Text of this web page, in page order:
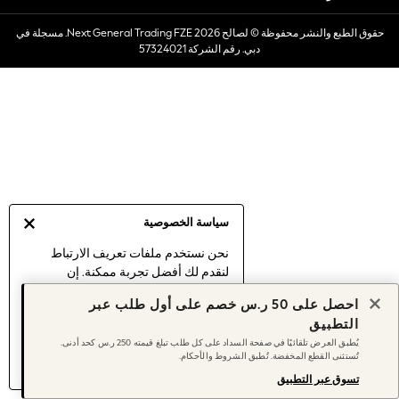
سياسة الخصوصية
نحن نستخدم ملفات تعريف الارتباط
لنقدم لك أفضل تجربة ممكنة. إن
موافقتك على استخدامنا لملفات تعريف
اكتشف المزيد عن إدارة إعدادات ملفات
تعريف الارتباط (الكوكيز).
Dresses
Occasionwear
Sets & Outfits
Sun Hats & Caps
Women's Holiday Shop
Women's Travel Styles
Dresses
Occasionwear
Linen Collection
Tops & T-Shirts
حقوق الطبع والنشر محفوظة © لصالح 2026 Next General Trading FZE. مسجلة في
دبي. رقم الشركة 57324021
احصل على 50 ر.س خصم على أول طلب عبر
التطبيق
يُطبق العرض تلقائيًا في صفحة السداد على كل طلب تبلغ قيمته 250 ر.س كحد أدنى.
تُستثنى القطع المخفضة. تُطبق الشروط والأحكام.
تسوق عبر التطبيق